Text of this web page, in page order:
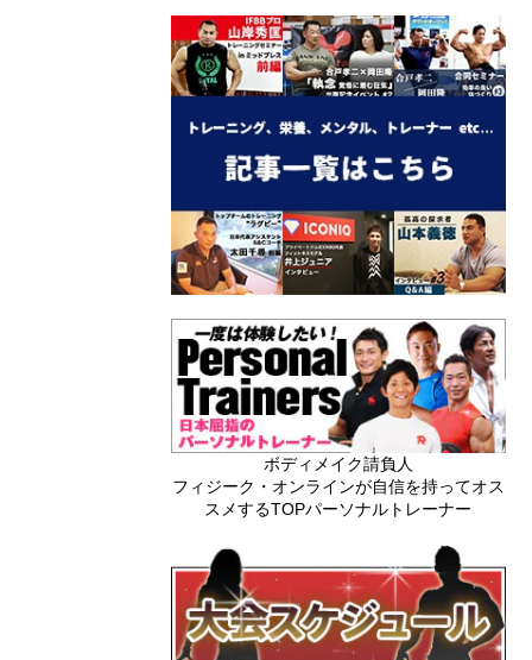
ボディメイク請負人
フィジーク・オンラインが自信を持ってオス
スメするTOPパーソナルトレーナー